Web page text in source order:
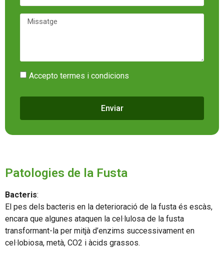
Accepto termes i condicions
Enviar
Patologies de la Fusta
Bacteris:
El pes dels bacteris en la deterioració de la fusta és escàs,
encara que algunes ataquen la cel·lulosa de la fusta
transformant-la per mitjà d’enzims successivament en
cel·lobiosa, metà, CO2 i àcids grassos.